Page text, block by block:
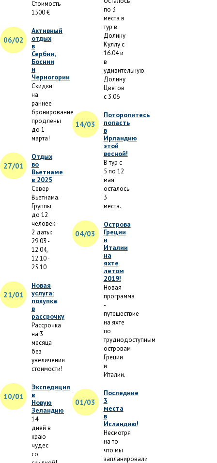
Стоимость
1500 €
06/02
Активный
отдых
в
Сербии,
Боснии
и
Черногории
Скидки
на
раннее
бронирование
продлены
до 1
марта!
27/01
Отдых
во
Вьетнаме
в 2025
Север
Вьетнама.
Группы
до 12
человек.
2 даты:
29.03 -
12.04,
12.10 -
25.10
21/01
Новая
услуга:
покупка
в
рассрочку
Рассрочка
на 3
месяца
без
увеличения
стоимости!
10/01
Экспедиция
в
Новую
Зеландию
14
дней в
краю
чудес
со
по 3
места в
тур в
Долину
Куллу с
16.04 и
в
удивительную
Долину
Цветов
с 3.06
14/03
Поторопитесь
попасть
в
Ирландию
этой
весной!
В тур с
5 по 12
мая
осталось
3
места.
04/03
Острова
Греции
и
Италии
на
яхте
летом
2019!
Новая
программа
-
путешествие
на яхте
по
труднодоступным
островам
Греции
и
Италии.
01/03
Последние
3
места
в
Исландию!
Несмотря
на то
что мы
запланировали